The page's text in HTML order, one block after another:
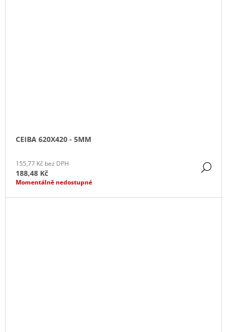
CEIBA 620X420 - 5MM
155,77 Kč bez DPH
188,48 Kč
Momentálně nedostupné